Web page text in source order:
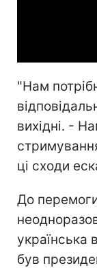
"Нам
вихідні. -
ці сходи
До
українська
був